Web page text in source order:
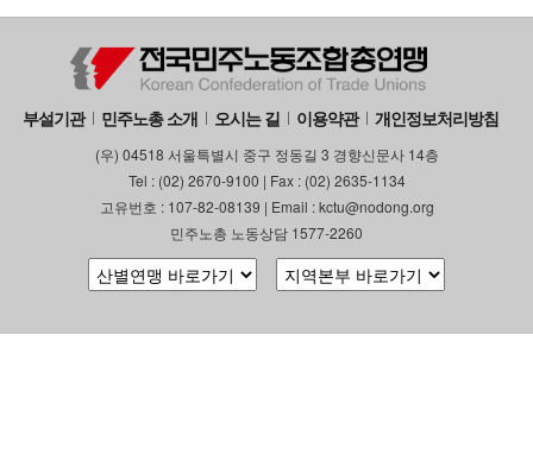
부설기관 민주노총 소개 오시는 길 이용약관 개인정보처리방침
(우) 04518 서울특별시 중구 정동길 3 경향신문사 14층
Tel : (02) 2670-9100 | Fax : (02) 2635-1134
고유번호 : 107-82-08139 | Email : kctu@nodong.org
민주노총 노동상담 1577-2260